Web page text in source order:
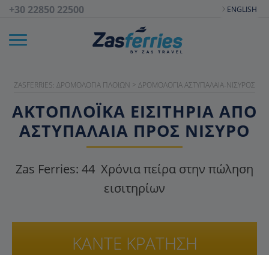
+30 22850 22500 ENGLISH
ZASFERRIES: ΔΡΟΜΟΛΌΓΙΑ ΠΛΟΊΩΝ > ΔΡΟΜΟΛΌΓΙΑ ΑΣΤΥΠΆΛΑΙΑ-ΝΊΣΥΡΟΣ
ΑΚΤΟΠΛΟΪΚΑ ΕΙΣΙΤΉΡΙΑ ΑΠΌ
ΑΣΤΥΠΆΛΑΙΑ ΠΡΟΣ ΝΊΣΥΡΟ
Zas Ferries: 44 Χρόνια πείρα στην πώληση
εισιτηρίων
ΚΑΝΤΕ ΚΡΑΤΗΣΗ